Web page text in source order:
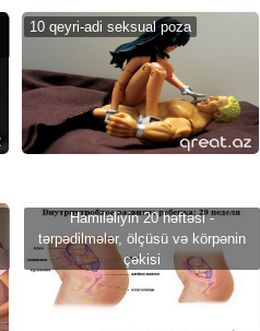
10 qeyri-adi seksual poza
Hamiləliyin 20 həftəsi -
tərpədilmələr, ölçüsü və körpənin
çəkisi